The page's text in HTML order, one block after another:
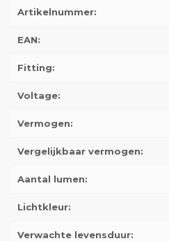
Artikelnummer:
EAN:
Fitting:
Voltage:
Vermogen:
Vergelijkbaar vermogen:
Aantal lumen:
Lichtkleur:
Verwachte levensduur: